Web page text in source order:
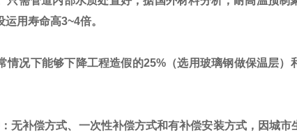
用寿命高3~4倍。
况下能够下降工程造假的25%（选用玻璃钢做保温层）
补偿方式、一次性补偿方式和有补偿安装方式，因城市